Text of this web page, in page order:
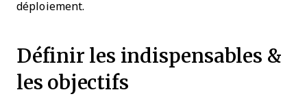
déploiement.
Définir les indispensables &
les objectifs